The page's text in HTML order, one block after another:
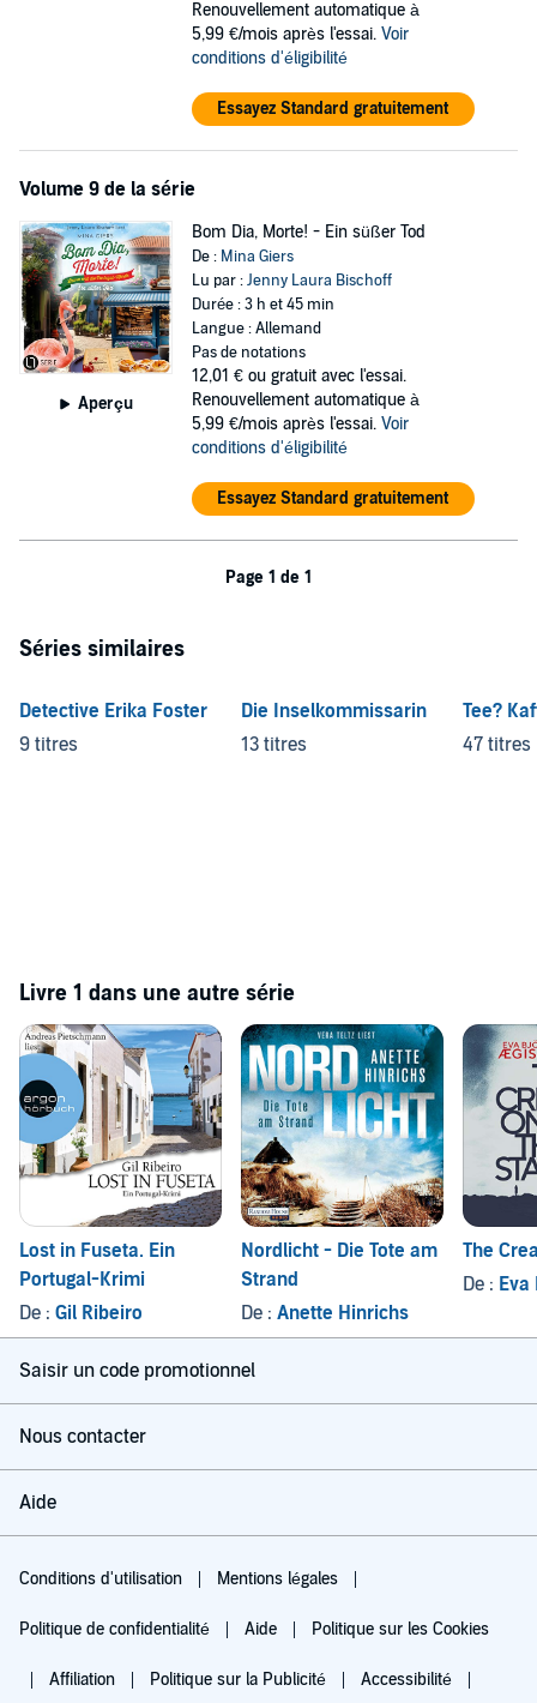
Renouvellement automatique à
5,99 €/mois après l'essai. Voir
conditions d'éligibilité
Essayez Standard gratuitement
Volume 9 de la série
Aperçu
Bom Dia, Morte! - Ein süßer Tod
De : Mina Giers
Lu par :Jenny Laura Bischoff
Durée : 3 h et 45 min
Langue : Allemand
Pas de notations
12,01 € ou gratuit avec l'essai.
Renouvellement automatique à
5,99 €/mois après l'essai. Voir
conditions d'éligibilité
Essayez Standard gratuitement
Page 1 de 1
Séries similaires
Detective Erika Foster
9 titres
Die Inselkommissarin
13 titres
Tee?
47 titres
Livre 1 dans une autre série
Lost in Fuseta. Ein
Portugal-Krimi
De : Gil Ribeiro
Nordlicht - Die Tote am
Strand
De : Anette Hinrichs
The
De : Eva
Saisir un code promotionnel
Nous contacter
Aide
Conditions d'utilisation Mentions légales
Politique de confidentialité Aide Politique sur les Cookies
Affiliation Politique sur la Publicité Accessibilité